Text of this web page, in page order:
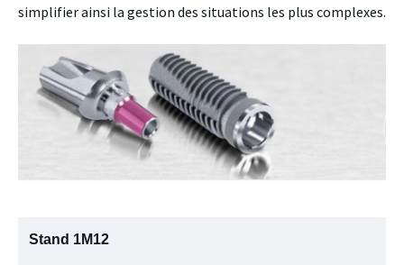
simplifier ainsi la gestion des situations les plus complexes.
Stand 1M12